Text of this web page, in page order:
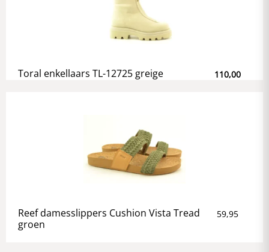
Toral enkellaars TL-12725 greige 110,00
Reef damesslippers Cushion Vista Tread
groen
59,95